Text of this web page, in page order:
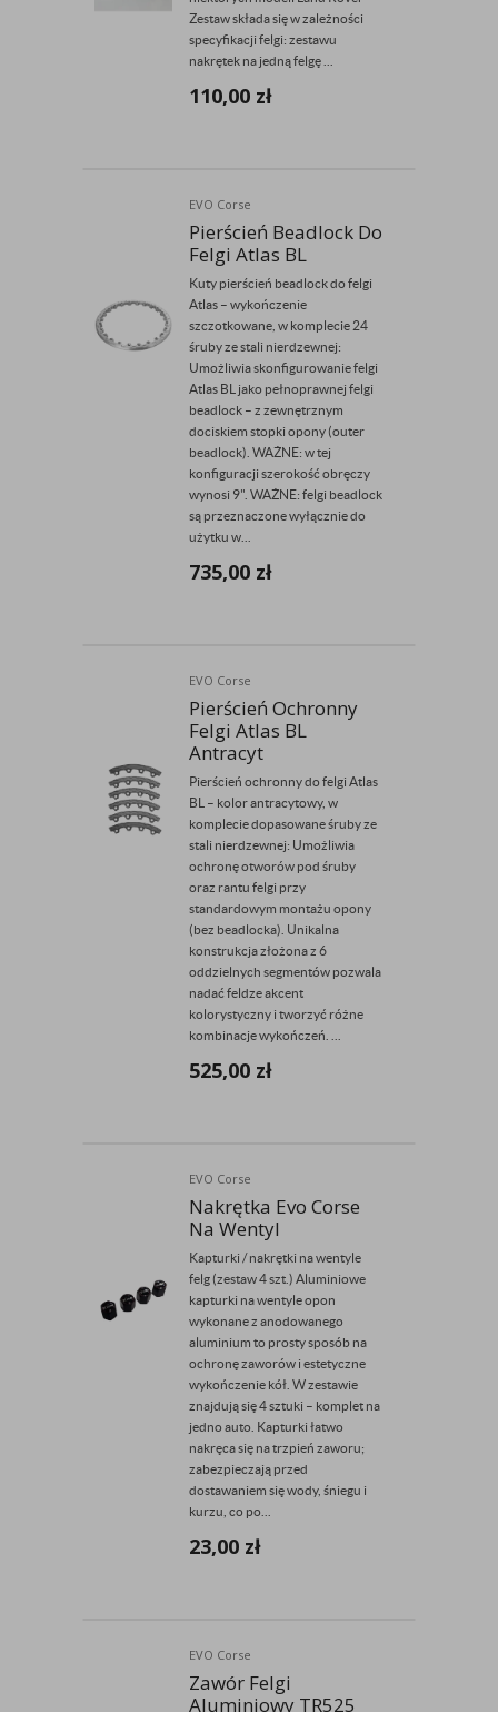
Zestaw składa się w zależności
specyfikacji felgi: zestawu
nakrętek na jedną felgę ...
110,00 zł
EVO Corse
Pierścień Beadlock Do
Felgi Atlas BL
Kuty pierścień beadlock do felgi
Atlas – wykończenie
szczotkowane, w komplecie 24
śruby ze stali nierdzewnej:
Umożliwia skonfigurowanie felgi
Atlas BL jako pełnoprawnej felgi
beadlock – z zewnętrznym
dociskiem stopki opony (outer
beadlock). WAŻNE: w tej
konfiguracji szerokość obręczy
wynosi 9". WAŻNE: felgi beadlock
są przeznaczone wyłącznie do
użytku w...
735,00 zł
EVO Corse
Pierścień Ochronny
Felgi Atlas BL
Antracyt
Pierścień ochronny do felgi Atlas
BL – kolor antracytowy, w
komplecie dopasowane śruby ze
stali nierdzewnej: Umożliwia
ochronę otworów pod śruby
oraz rantu felgi przy
standardowym montażu opony
(bez beadlocka). Unikalna
konstrukcja złożona z 6
oddzielnych segmentów pozwala
nadać feldze akcent
kolorystyczny i tworzyć różne
kombinacje wykończeń. ...
525,00 zł
EVO Corse
Nakrętka Evo Corse
Na Wentyl
Kapturki / nakrętki na wentyle
felg (zestaw 4 szt.) Aluminiowe
kapturki na wentyle opon
wykonane z anodowanego
aluminium to prosty sposób na
ochronę zaworów i estetyczne
wykończenie kół. W zestawie
znajdują się 4 sztuki – komplet na
jedno auto. Kapturki łatwo
nakręca się na trzpień zaworu;
zabezpieczają przed
dostawaniem się wody, śniegu i
kurzu, co po...
23,00 zł
EVO Corse
Zawór Felgi
Aluminiowy TR525